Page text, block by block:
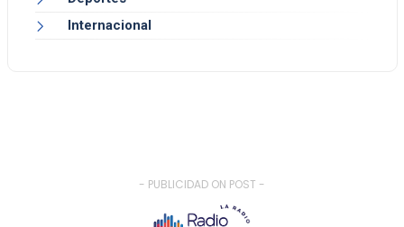
Internacional
- PUBLICIDAD ON POST -